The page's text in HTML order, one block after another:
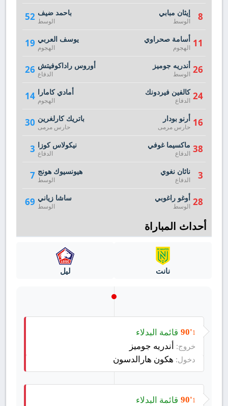
52 باحمد ضيف
الوسط
19 يوسف العربي
الهجوم
26 أوروس راداكوفيتش
الدفاع
14 أمادي كامارا
الهجوم
30 باتريك كارلغرين
حارس مرمى
3 نيكولاس كوزا
الدفاع
7 هيونسيوك هونج
الوسط
69 ساشا زياني
الوسط
8 إيثان مبابي
الوسط
11 أسامة صحراوي
الهجوم
26 أندريه جوميز
الوسط
24 كالفين فيردونك
الدفاع
16 أرنو بودار
حارس مرمى
38 ماكسيما غوفي
الدفاع
3 ناثان نغوي
الدفاع
28 أوغو راغوبي
الوسط
أحداث المباراة
نانت ليل
90'1 قائمة البدلاء
خروج: أندريه جوميز
دخول: هكون هارالدسون
90'1 قائمة البدلاء